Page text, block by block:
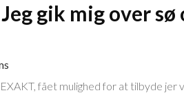
gik mig over sø
fået mulighed for at tilbyde jer